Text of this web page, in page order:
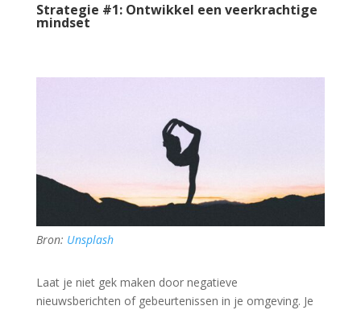
Strategie #1: Ontwikkel een veerkrachtige
mindset
Bron: Unsplash
Laat je niet gek maken door negatieve
nieuwsberichten of gebeurtenissen in je omgeving. Je